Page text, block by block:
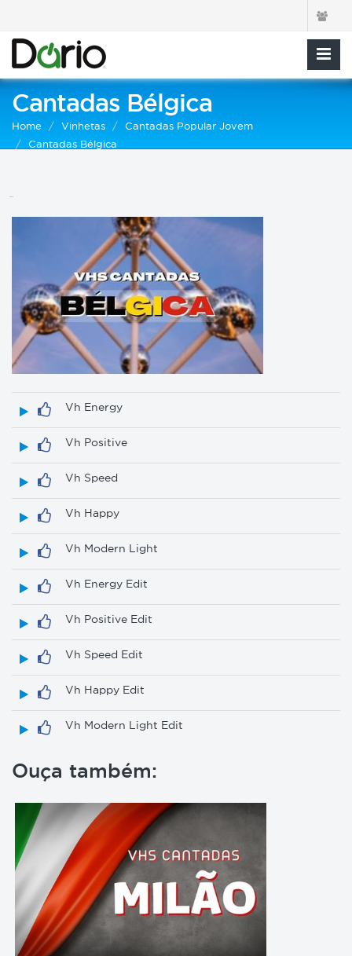
Cantadas Bélgica
Home Vinhetas
Cantadas Popular Jovem
Cantadas Bélgica
Vh Energy
Vh Positive
Vh Speed
Vh Happy
Vh Modern Light
Vh Energy Edit
Vh Positive Edit
Vh Speed Edit
Vh Happy Edit
Vh Modern Light Edit
Ouça também: